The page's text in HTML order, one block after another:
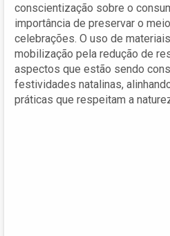
conscientização sobre o
importância de preservar o
celebrações. O uso de
mobilização pela redução de
aspectos que estão sendo
festividades natalinas,
práticas que respeitam a